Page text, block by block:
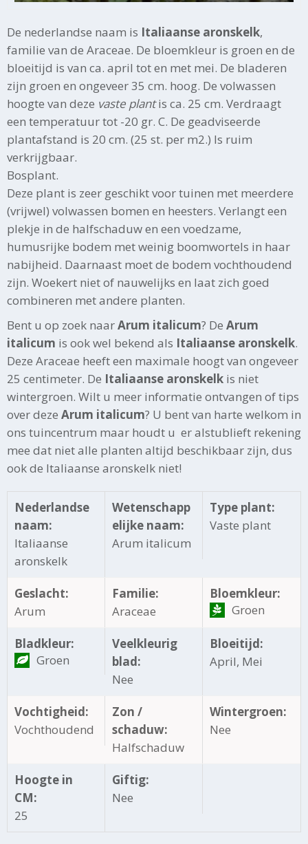
De nederlandse naam is Italiaanse aronskelk,
familie van de Araceae. De bloemkleur is groen en de
bloeitijd is van ca. april tot en met mei. De bladeren
zijn groen en ongeveer 35 cm. hoog. De volwassen
hoogte van deze vaste plantis ca. 25 cm. Verdraagt
een temperatuur tot -20 gr. C. De geadviseerde
plantafstand is 20 cm. (25 st. per m2.) Is ruim
verkrijgbaar.
Bosplant.
Deze plant is zeer geschikt voor tuinen met meerdere
(vrijwel) volwassen bomen en heesters. Verlangt een
plekje in de halfschaduw en een voedzame,
humusrijke bodem met weinig boomwortels in haar
nabijheid. Daarnaast moet de bodem vochthoudend
zijn. Woekert niet of nauwelijks en laat zich goed
combineren met andere planten.
Bent u op zoek naarArum italicum? De Arum
italicum is ook wel bekend als Italiaanse aronskelk.
Deze Araceae heeft een maximale hoogt van ongeveer
25 centimeter. De Italiaanse aronskelk is niet
wintergroen. Wilt u meer informatie ontvangen of tips
over deze Arum italicum? U bent van harte welkom in
ons tuincentrum maar houdt u er alstublieft rekening
mee dat niet alle planten altijd beschikbaar zijn, dus
ook de Italiaanse aronskelk niet!
Nederlandse
naam:
Italiaanse
aronskelk
Wetenschapp
elijke naam:
Arum italicum
Type plant:
Vaste plant
Geslacht:
Arum
Familie:
Araceae
Bloemkleur:
Groen
Bladkleur:
Groen
Veelkleurig
blad:
Nee
Bloeitijd:
April, Mei
Vochtigheid:
Vochthoudend
Zon /
schaduw:
Halfschaduw
Wintergroen:
Nee
Hoogte in
CM:
25
Giftig:
Nee